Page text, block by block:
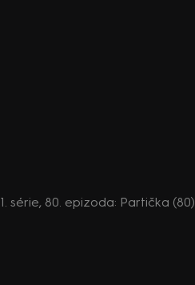
1. série, 80. epizoda: Partička (80)